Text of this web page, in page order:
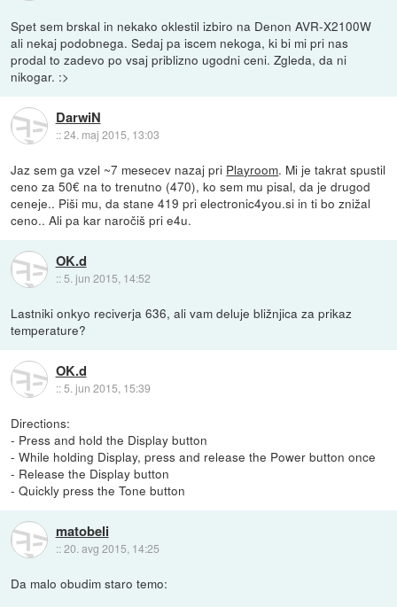
Spet sem brskal in nekako oklestil izbiro na Denon AVR-X2100W
ali nekaj podobnega. Sedaj pa iscem nekoga, ki bi mi pri nas
prodal to zadevo po vsaj priblizno ugodni ceni. Zgleda, da ni
nikogar. :>
DarwiN
::24. maj 2015, 13:03
Jaz sem ga vzel ~7 mesecev nazaj pri Playroom. Mi je takrat spustil
ceno za 50€ na to trenutno (470), ko sem mu pisal, da je drugod
ceneje.. Piši mu, da stane 419 pri electronic4you.si in ti bo znižal
ceno.. Ali pa kar naročiš pri e4u.
OK.d
:: 5. jun 2015, 14:52
Lastniki onkyo reciverja 636, ali vam deluje bližnjica za prikaz
temperature?
OK.d
::5. jun 2015, 15:39
Directions:
- Press and hold the Display button
- While holding Display, press and release the Power button once
- Release the Display button
- Quickly press the Tone button
matobeli
::20. avg 2015, 14:25
Da malo obudim staro temo: